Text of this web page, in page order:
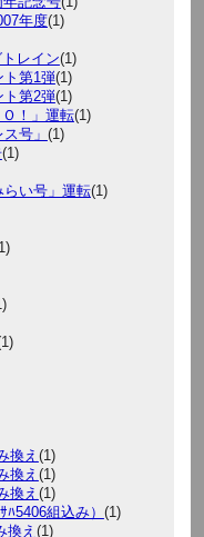
年度(1)
レイン(1)
ト第1弾(1)
ト第2弾(1)
Ｏ！」運転(1)
号」 (1)
(1)
らい号」運転(1)
換え (1)
換え (1)
換え (1)
5406組込み） (1)
換え (1)